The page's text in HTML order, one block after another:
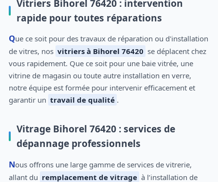
Vitriers Bihorel 76420 : intervention
rapide pour toutes réparations
Que ce soit pour des travaux de réparation ou d'installation
de vitres, nos vitriers à Bihorel 76420 se déplacent chez
vous rapidement. Que ce soit pour une baie vitrée, une
vitrine de magasin ou toute autre installation en verre,
notre équipe est formée pour intervenir efficacement et
garantir un travail de qualité .
Vitrage Bihorel 76420 : services de
dépannage professionnels
Nous offrons une large gamme de services de vitrerie,
allant du remplacement de vitrage à l’installation de